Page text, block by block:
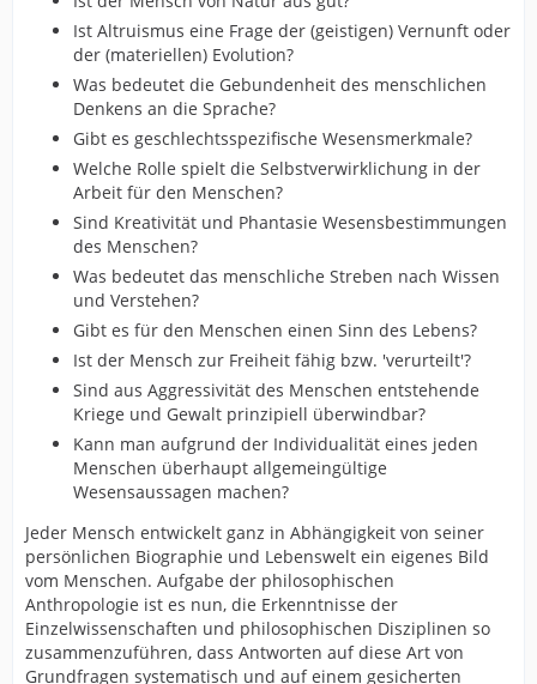
Ist Altruismus eine Frage der (geistigen) Vernunft oder
der (materiellen) Evolution?
Was bedeutet die Gebundenheit des menschlichen
Denkens an die Sprache?
Gibt es geschlechtsspezifische Wesensmerkmale?
Welche Rolle spielt die Selbstverwirklichung in der
Arbeit für den Menschen?
Sind Kreativität und Phantasie Wesensbestimmungen
des Menschen?
Was bedeutet das menschliche Streben nach Wissen
und Verstehen?
Gibt es für den Menschen einen Sinn des Lebens?
Ist der Mensch zur Freiheit fähig bzw. 'verurteilt'?
Sind aus Aggressivität des Menschen entstehende
Kriege und Gewalt prinzipiell überwindbar?
Kann man aufgrund der Individualität eines jeden
Menschen überhaupt allgemeingültige
Wesensaussagen machen?
Jeder Mensch entwickelt ganz in Abhängigkeit von seiner
persönlichen Biographie und Lebenswelt ein eigenes Bild
vom Menschen. Aufgabe der philosophischen
Anthropologie ist es nun, die Erkenntnisse der
Einzelwissenschaften und philosophischen Disziplinen so
zusammenzuführen, dass Antworten auf diese Art von
Grundfragen systematisch und auf einem gesicherten